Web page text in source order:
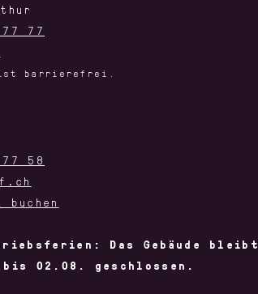
77
ist barrierefrei.
58
Das Gebäude bleibt
bis 02.08. geschlossen.